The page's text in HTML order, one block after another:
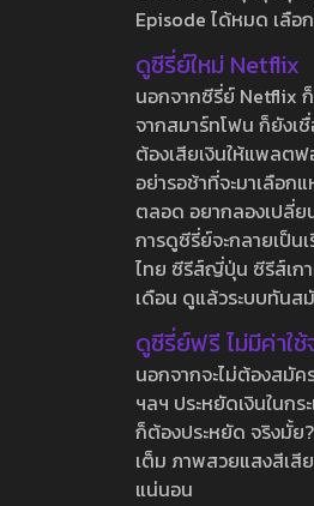
Episode ได้หมด เลือ
ดูซีรี่ย์ใหม่ Netflix
นอกจากซีรี่ย์ Netflix
จากสมาร์ทโฟน ก็ยังเ
ต้องเสียเงินให้แพลตฟ
อย่ารอช้าที่จะมาเลือก
ตลอด อยากลองเปลี่ย
การดูซีรี่ย์จะกลายเป็น
ไทย ซีรีส์ญี่ปุ่น ซีรีส์เก
เดือน ดูแล้วระบบทันส
ดูซีรี่ย์ฟรี ไม่มีค่าใช้
นอกจากจะไม่ต้องสมั
ฯลฯ ประหยัดเงินในกร
ก็ต้องประหยัด จริงมั้
เต็ม ภาพสวยแสงสีเสี
แน่นอน